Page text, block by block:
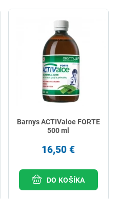
od A
Barnys ACTIValoe FORTE
500 ml
16,50 €
DO KOŠÍKA